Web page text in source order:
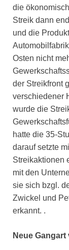
die
Streik dann
und die
Osten nicht
der Streikfront
verschiedener
wurde die
hatte die 35-
darauf setzte
Streikaktionen
mit den
sie sich bzgl.
Zwickel und
erkannt. .
Neue